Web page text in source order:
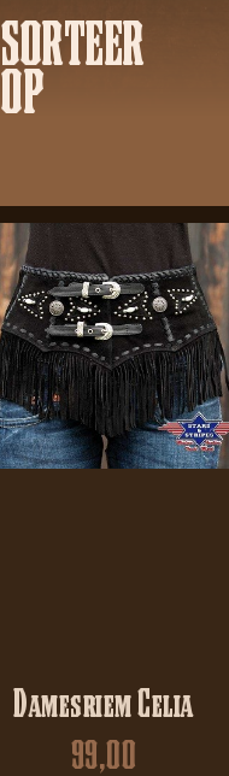
SORTEER
OP
Damesriem Celia
99,00